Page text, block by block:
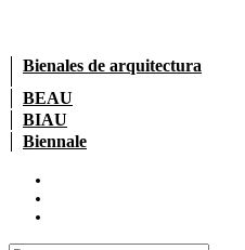
Bienales de arquitectura
BEAU
BIAU
Biennale